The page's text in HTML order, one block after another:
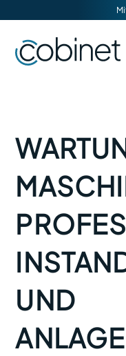
überspringen
UND